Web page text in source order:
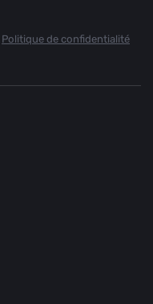
Politique de confidentialité